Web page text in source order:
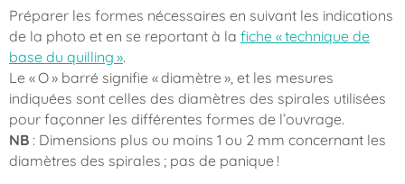
Préparer les formes nécessaires en suivant les indications
de la photo et en se reportant à la fiche « technique de
base du quilling ».
Le « O » barré signifie « diamètre », et les mesures
indiquées sont celles des diamètres des spirales utilisées
pour façonner les différentes formes de l’ouvrage.
NB : Dimensions plus ou moins 1 ou 2 mm concernant les
diamètres des spirales ; pas de panique !